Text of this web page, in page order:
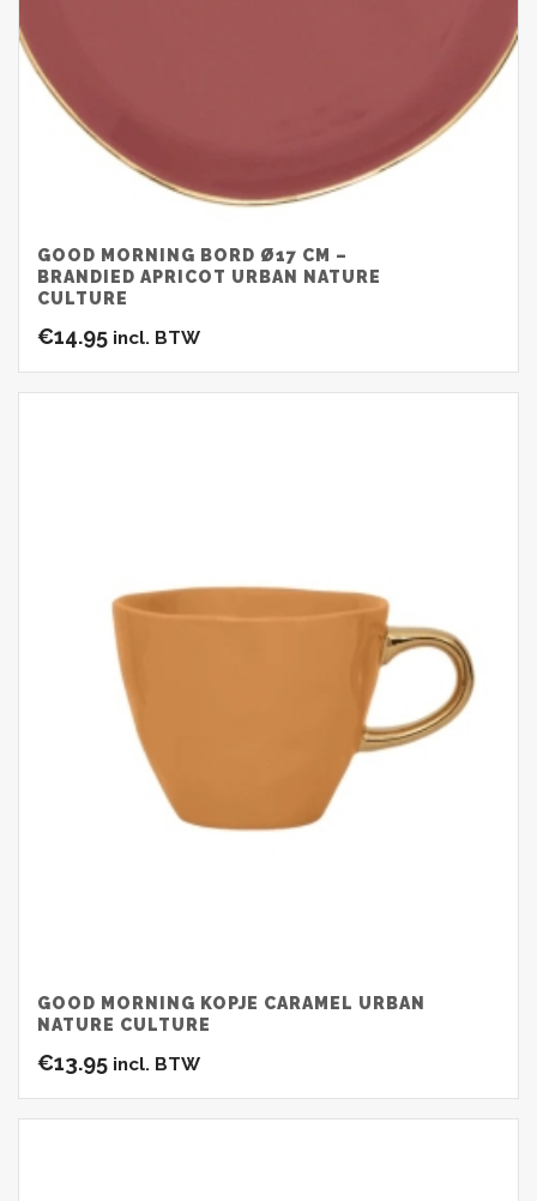
GOOD MORNING BORD Ø17 CM –
BRANDIED APRICOT URBAN NATURE
CULTURE
€14.95 incl. BTW
GOOD MORNING KOPJE CARAMEL URBAN
NATURE CULTURE
€13.95 incl. BTW